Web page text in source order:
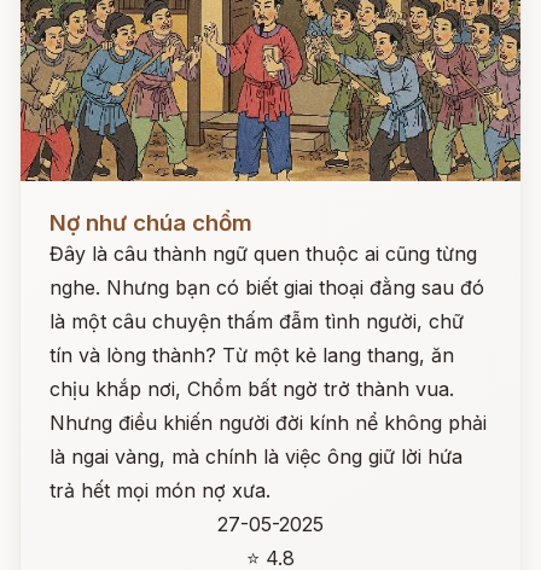
Nợ như chúa chổm
Đây là câu thành ngữ quen thuộc ai cũng từng
nghe. Nhưng bạn có biết giai thoại đằng sau đó
là một câu chuyện thấm đẫm tình người, chữ
tín và lòng thành? Từ một kẻ lang thang, ăn
chịu khắp nơi, Chổm bất ngờ trở thành vua.
Nhưng điều khiến người đời kính nể không phải
là ngai vàng, mà chính là việc ông giữ lời hứa
trả hết mọi món nợ xưa.
27-05-2025
⭐ 4.8